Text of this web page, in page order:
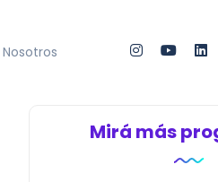
Nosotros
Mirá más